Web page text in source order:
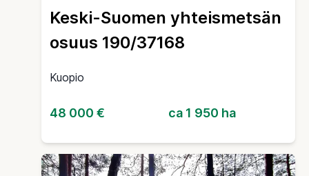
Keski-Suomen yhteismetsän
osuus 190/37168
Kuopio
48 000 € ca 1 950 ha